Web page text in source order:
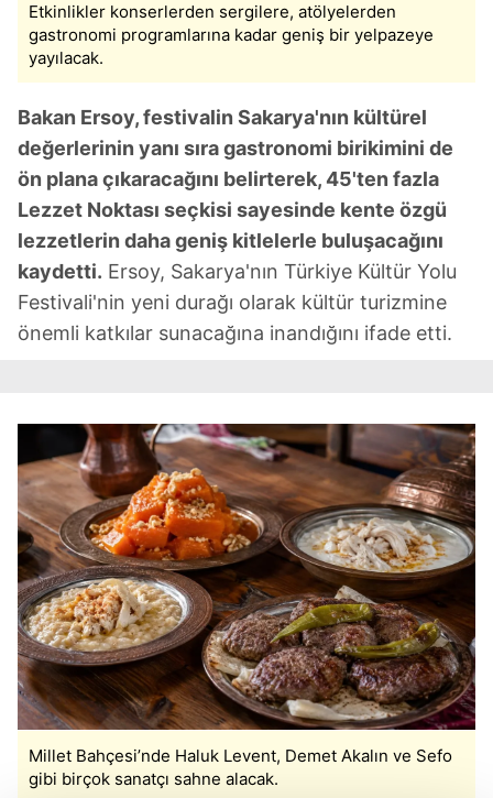
Etkinlikler konserlerden sergilere, atölyelerden
gastronomi programlarına kadar geniş bir yelpazeye
yayılacak.
Bakan Ersoy, festivalin Sakarya'nın kültürel
değerlerinin yanı sıra gastronomi birikimini de
ön plana çıkaracağını belirterek, 45'ten fazla
Lezzet Noktası seçkisi sayesinde kente özgü
lezzetlerin daha geniş kitlelerle buluşacağını
kaydetti. Ersoy, Sakarya'nın Türkiye Kültür Yolu
Festivali'nin yeni durağı olarak kültür turizmine
önemli katkılar sunacağına inandığını ifade etti.
Millet Bahçesi’nde Haluk Levent, Demet Akalın ve Sefo
gibi birçok sanatçı sahne alacak.